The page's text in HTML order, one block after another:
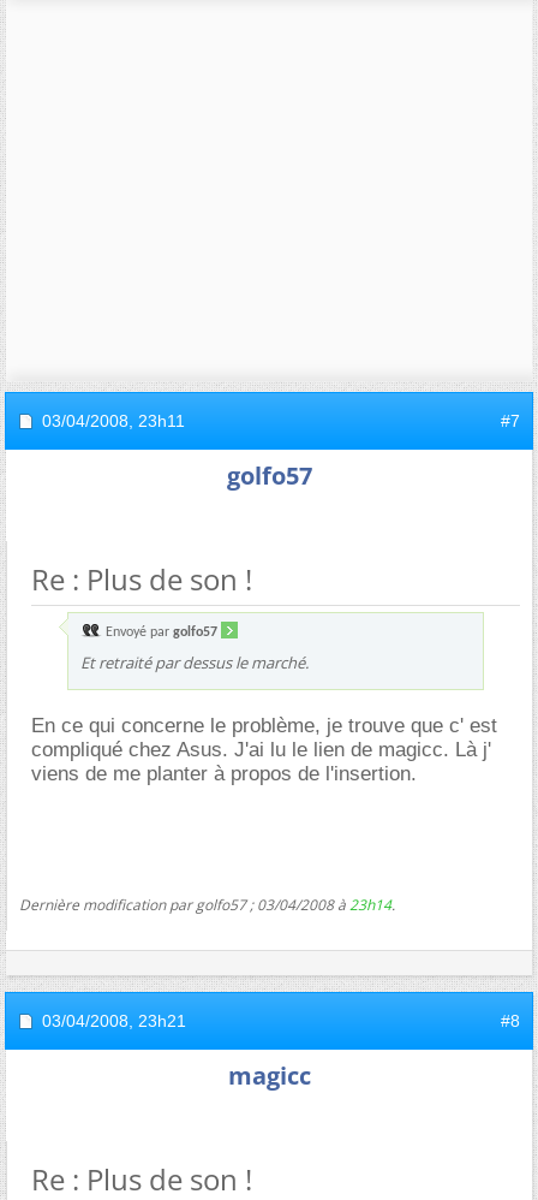
03/04/2008, 23h11 #7
golfo57
Re : Plus de son !
Envoyé par golfo57
Et retraité par dessus le marché.
En ce qui concerne le problème, je trouve que c' est
compliqué chez Asus. J'ai lu le lien de magicc. Là j'
viens de me planter à propos de l'insertion.
Dernière modification par golfo57 ; 03/04/2008 à23h14.
03/04/2008, 23h21 #8
magicc
Re : Plus de son !